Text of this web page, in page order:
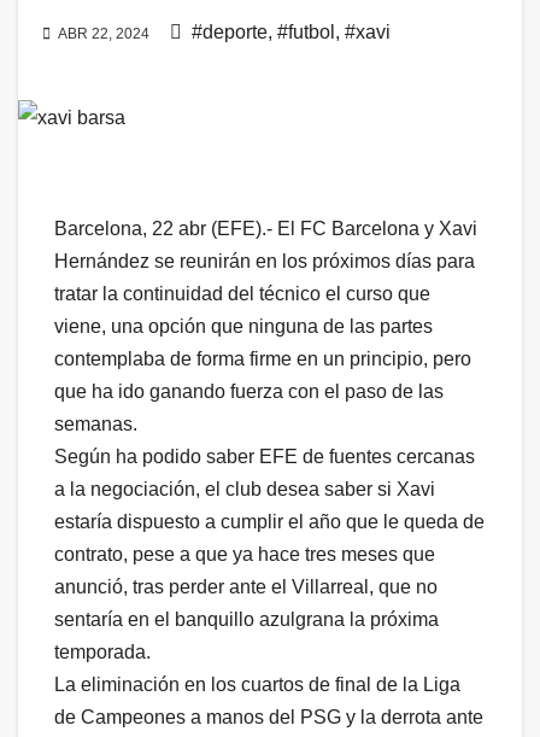
ABR 22, 2024 #deporte, #futbol , #xavi
Barcelona, 22 abr (EFE).- El FC Barcelona y Xavi
Hernández se reunirán en los próximos días para
tratar la continuidad del técnico el curso que
viene, una opción que ninguna de las partes
contemplaba de forma firme en un principio, pero
que ha ido ganando fuerza con el paso de las
semanas.
Según ha podido saber EFE de fuentes cercanas
a la negociación, el club desea saber si Xavi
estaría dispuesto a cumplir el año que le queda de
contrato, pese a que ya hace tres meses que
anunció, tras perder ante el Villarreal, que no
sentaría en el banquillo azulgrana la próxima
temporada.
La eliminación en los cuartos de final de la Liga
de Campeones a manos del PSG y la derrota ante